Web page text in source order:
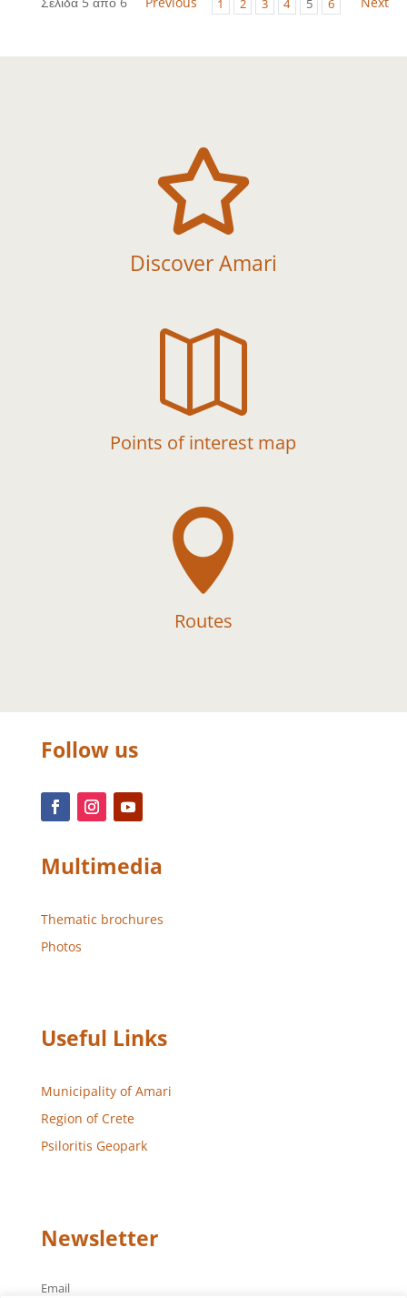
1 2 3 4 5 6

Discover Amari

Points of interest map

Routes
Follow us
Multimedia
Thematic brochures
Photos
Useful Links
Municipality of Amari
Region of Crete
Psiloritis Geopark
Newsletter
Email